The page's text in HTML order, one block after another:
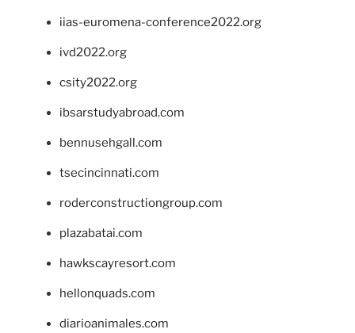
iias-euromena-conference2022.org
ivd2022.org
csity2022.org
ibsarstudyabroad.com
bennusehgall.com
tsecincinnati.com
roderconstructiongroup.com
plazabatai.com
hawkscayresort.com
hellonquads.com
diarioanimales.com